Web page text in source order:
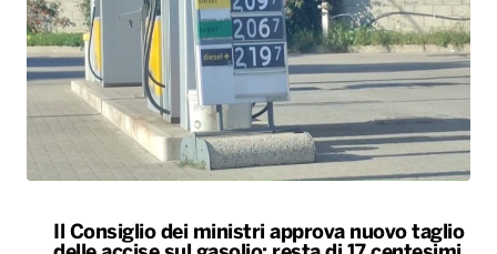
Il Consiglio dei ministri approva nuovo taglio